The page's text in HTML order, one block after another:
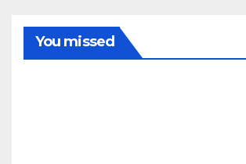
You missed